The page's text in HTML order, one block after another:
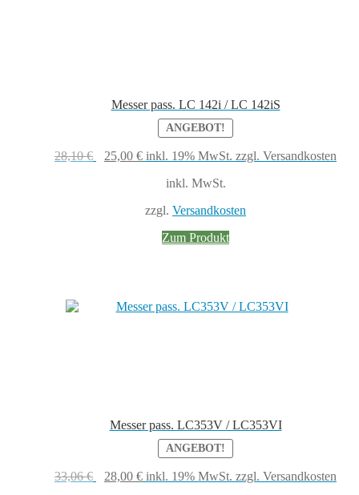
Messer pass. LC 142i / LC 142iS
ANGEBOT!
28,10€
Ursprünglicher
25,00 €Aktueller
inkl. 19% MwSt. zzgl. Versandkosten
inkl. MwSt.
zzgl. Versandkosten
Zum Produkt
Messer pass. LC353V / LC353VI
ANGEBOT!
33,06€
Ursprünglicher
28,00 €Aktueller
inkl. 19% MwSt. zzgl. Versandkosten